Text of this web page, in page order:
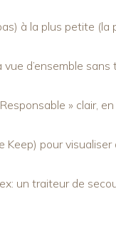
à la plus petite (la
d’ensemble
» clair,
Keep) pour
un traiteur de